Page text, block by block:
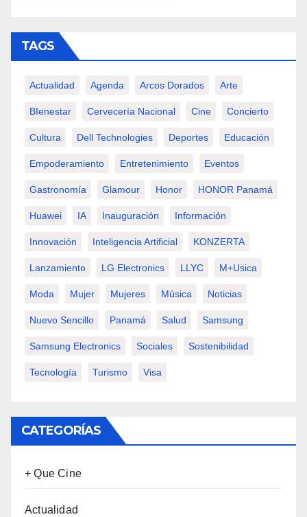
TAGS
Actualidad Agenda Arcos Dorados Arte
BIenestar Cervecería Nacional Cine Concierto
Cultura Dell Technologies Deportes Educación
Empoderamiento Entretenimiento Eventos
Gastronomía Glamour Honor HONOR Panamá
Huawei IA Inauguración Información
Innovación Inteligencia Artificial KONZERTA
Lanzamiento LG Electronics LLYC M+usica
Moda Mujer Mujeres Música Noticias
Nuevo Sencillo Panamá Salud Samsung
Samsung Electronics Sociales Sostenibilidad
Tecnología Turismo Visa
CATEGORÍAS
+ Que Cine
Actualidad